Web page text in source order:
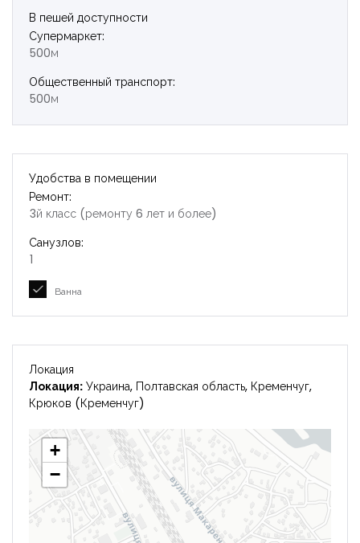
В пешей доступности
Супермаркет:
500м
Общественный транспорт:
500м
Удобства в помещении
Ремонт:
3й класс (ремонту 6 лет и более)
Санузлов:
1
Ванна
Локация
Локация: Украина, Полтавская область, Кременчуг,
Крюков (Кременчуг)
+
−